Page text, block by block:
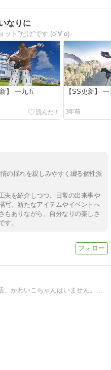
なりに
ト”だけ”です (о´∀`о)
】 一九五 【SS更新】
3年前
の揺れを親しみやすく綴る個性派
夫を紹介しつつ、日常の出来事や
写。新たなアイテムやイベントへ
もありながら、自分なりの楽しさ
す。
ship9でのだらだらアークス生活、かわいこちゃんはいません。割と真面目にesと向き合った記事を書いたりもしています（'ω'ｎ）